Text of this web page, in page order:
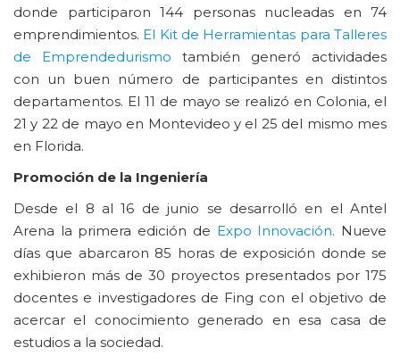
donde participaron 144 personas nucleadas en 74
emprendimientos. El Kit de Herramientas para Talleres
de Emprendedurismo también generó actividades
con un buen número de participantes en distintos
departamentos. El 11 de mayo se realizó en Colonia, el
21 y 22 de mayo en Montevideo y el 25 del mismo mes
en Florida.
Promoción de la Ingeniería
Desde el 8 al 16 de junio se desarrolló en el Antel
Arena la primera edición de Expo Innovación. Nueve
días que abarcaron 85 horas de exposición donde se
exhibieron más de 30 proyectos presentados por 175
docentes e investigadores de Fing con el objetivo de
acercar el conocimiento generado en esa casa de
estudios a la sociedad.